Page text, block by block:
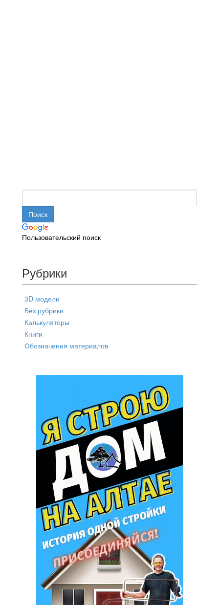
Пользовательский поиск
Рубрики
3D модели
Без рубрики
Калькуляторы
Книги
Обозначения материалов